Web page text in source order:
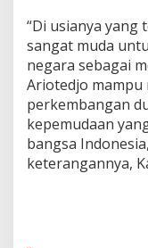
n
'
“Di usianya yang
sangat muda
negara sebagai
Ariotedjo mampu
perkembangan
kepemudaan
bangsa
keterangannya,